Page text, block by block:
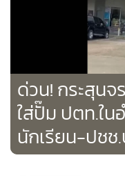
เวลา 08.17 น. ทหารปื
ของกัมพูชาเคลื่อนย้าย
ติดตั้งบนรถบรรทุกไปยั
เวลา 08.50 น. เกิดเหตุ
เรือนประชาชน หมู่ 5 ต
อุบลราชธานี รวมจำนวน
ด่วน! กระสุนจ
ใส่ปั๊ม ปตท.ใ
นักเรียน-ปชช